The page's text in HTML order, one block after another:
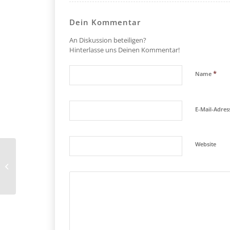
Dein Kommentar
An Diskussion beteiligen?
Hinterlasse uns Deinen Kommentar!
Name*
E-Mail-
Website